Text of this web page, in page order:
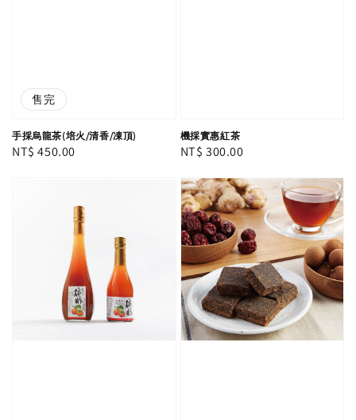
售完
手採烏龍茶(培火/清香/凍頂)
Regular
NT$ 450.00
機採實惠紅茶
Regular
NT$ 300.00